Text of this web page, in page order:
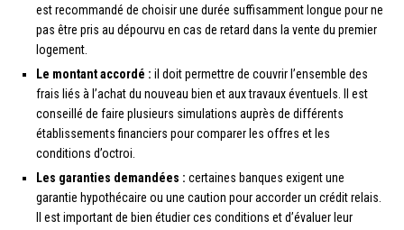
est recommandé de choisir une durée suffisamment longue pour ne
pas être pris au dépourvu en cas de retard dans la vente du premier
logement.
Le montant accordé : il doit permettre de couvrir l’ensemble des
frais liés à l’achat du nouveau bien et aux travaux éventuels. Il est
conseillé de faire plusieurs simulations auprès de différents
établissements financiers pour comparer les offres et les
conditions d’octroi.
Les garanties demandées : certaines banques exigent une
garantie hypothécaire ou une caution pour accorder un crédit relais.
Il est important de bien étudier ces conditions et d’évaluer leur